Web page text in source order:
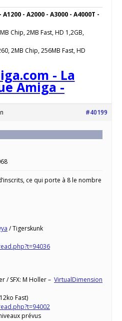
- A2000 - A3000 - A4000T -
Chip, 2MB Fast, HD 1,2GB,
2MB Chip, 256MB Fast, HD
- La
Amiga -
#40199
ce qui porte à 8 le nombre
/ Tigerskunk
/ SFX: M Holler – VirtualDimension
Fast)
prévus